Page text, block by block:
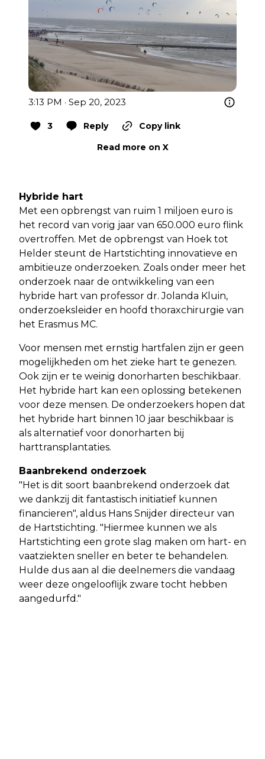
3:13 PM · Sep 20, 2023
3 Reply
Copy link
Read more on X
Hybride hart
Met een opbrengst van ruim 1 miljoen euro is
het record van vorig jaar van 650.000 euro flink
overtroffen. Met de opbrengst van Hoek tot
Helder steunt de Hartstichting innovatieve en
ambitieuze onderzoeken. Zoals onder meer het
onderzoek naar de ontwikkeling van een
hybride hart van professor dr. Jolanda Kluin,
onderzoeksleider en hoofd thoraxchirurgie van
het Erasmus MC.
Voor mensen met ernstig hartfalen zijn er geen
mogelijkheden om het zieke hart te genezen.
Ook zijn er te weinig donorharten beschikbaar.
Het hybride hart kan een oplossing betekenen
voor deze mensen. De onderzoekers hopen dat
het hybride hart binnen 10 jaar beschikbaar is
als alternatief voor donorharten bij
harttransplantaties.
Baanbrekend onderzoek
"Het is dit soort baanbrekend onderzoek dat
we dankzij dit fantastisch initiatief kunnen
financieren", aldus Hans Snijder directeur van
de Hartstichting. "Hiermee kunnen we als
Hartstichting een grote slag maken om hart- en
vaatziekten sneller en beter te behandelen.
Hulde dus aan al die deelnemers die vandaag
weer deze ongelooflijk zware tocht hebben
aangedurfd."